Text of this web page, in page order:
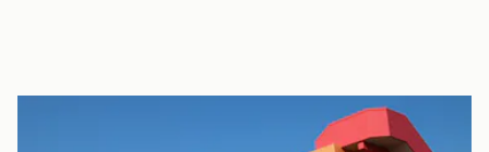
オレンジ色の園舎から広がる、 大きな園庭が自慢のこども園です